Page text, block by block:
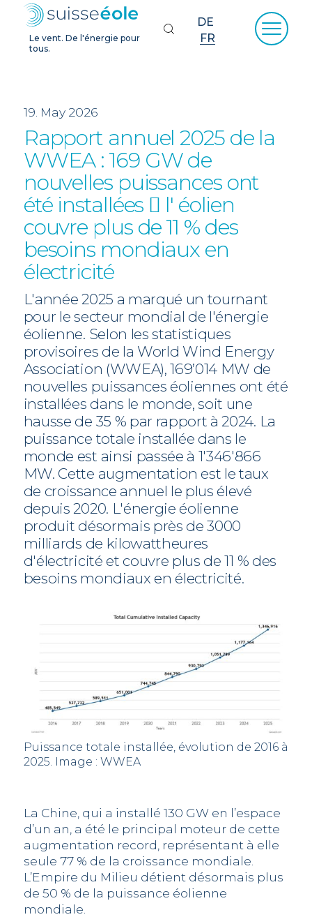
Le vent. De l'énergie pour
tous.
DE
FR
19. May 2026
Rapport annuel 2025 de la
WWEA : 169 GW de
nouvelles puissances ont
été installées  l' éolien
couvre plus de 11 % des
besoins mondiaux en
électricité
L'année 2025 a marqué un tournant
pour le secteur mondial de l'énergie
éolienne. Selon les statistiques
provisoires de la World Wind Energy
Association (WWEA), 169’014 MW de
nouvelles puissances éoliennes ont été
installées dans le monde, soit une
hausse de 35 % par rapport à 2024. La
puissance totale installée dans le
monde est ainsi passée à 1'346'866
MW. Cette augmentation est le taux
de croissance annuel le plus élevé
depuis 2020. L'énergie éolienne
produit désormais près de 3000
milliards de kilowattheures
d'électricité et couvre plus de 11 % des
besoins mondiaux en électricité.
Puissance totale installée, évolution de 2016 à
2025. Image : WWEA
La Chine, qui a installé 130 GW en l’espace
d’un an, a été le principal moteur de cette
augmentation record, représentant à elle
seule 77 % de la croissance mondiale.
L’Empire du Milieu détient désormais plus
de 50 % de la puissance éolienne
mondiale.